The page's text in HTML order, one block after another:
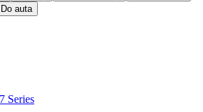
Do auta
Series